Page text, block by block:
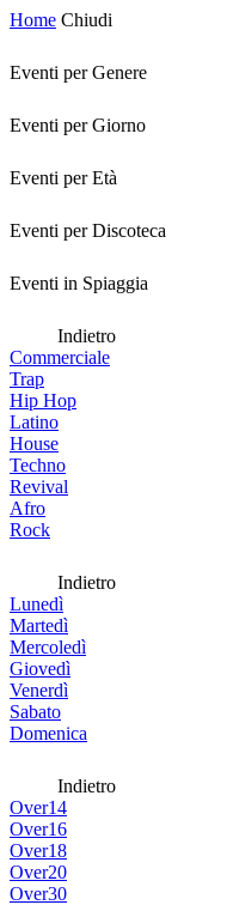
Home Chiudi
Eventi per Genere
Eventi per Giorno
Eventi per Età
Eventi per Discoteca
Eventi in Spiaggia
Indietro
Commerciale
Trap
Hip Hop
Latino
House
Techno
Revival
Afro
Rock
Indietro
Lunedì
Martedì
Mercoledì
Giovedì
Venerdì
Sabato
Domenica
Indietro
Over14
Over16
Over18
Over20
Over30